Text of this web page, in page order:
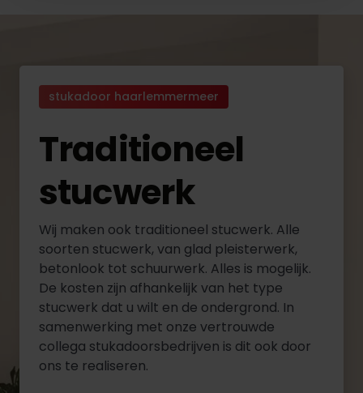
stukadoor haarlemmermeer
Traditioneel
stucwerk
Wij maken ook traditioneel stucwerk. Alle
soorten stucwerk, van glad pleisterwerk,
betonlook tot schuurwerk. Alles is mogelijk.
De kosten zijn afhankelijk van het type
stucwerk dat u wilt en de ondergrond. In
samenwerking met onze vertrouwde
collega stukadoorsbedrijven is dit ook door
ons te realiseren.